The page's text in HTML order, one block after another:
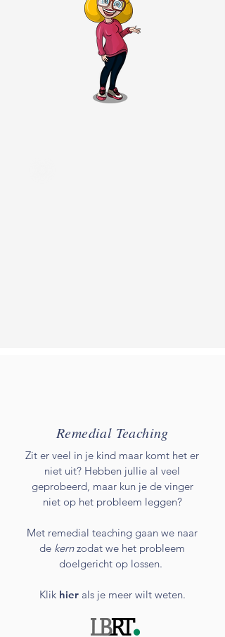
Remedial Teaching
Zit er veel in je kind maar komt het er
niet uit? Hebben jullie al veel
geprobeerd, maar kun je de vinger
niet op het probleem leggen?
Met remedial teaching gaan we naar
de kernzodat we het probleem
doelgericht op lossen.
Klik hierals je meer wilt weten.